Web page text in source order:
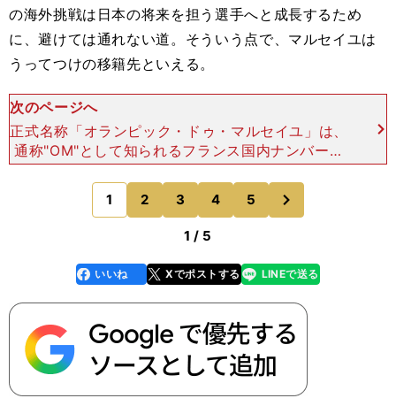
の海外挑戦は日本の将来を担う選手へと成長するため
に、避けては通れない道。そういう点で、マルセイユは
うってつけの移籍先といえる。
次のページへ
正式名称「オランピック・ドゥ・マルセイユ」は、
通称"OM"として知られるフランス国内ナンバーワ
ンの人気を誇る名門クラブだ。過去９度のリーグ優
勝を果たした南仏のビッグクラブは、1980年代後
半から199
1 2 3 4 5
のページへ
1 / 5
faceboo
k
いいね Xでポストする
line LINEで送る